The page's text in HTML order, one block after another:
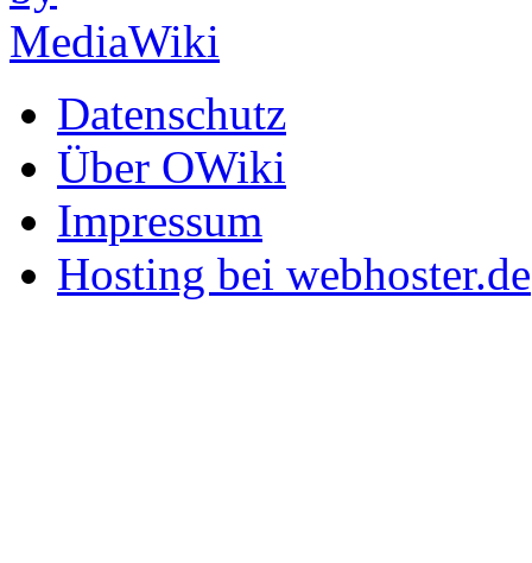
Datenschutz
Über OWiki
Impressum
Hosting bei webhoster.de